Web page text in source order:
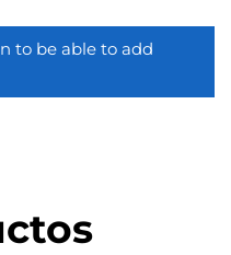
to be able to add